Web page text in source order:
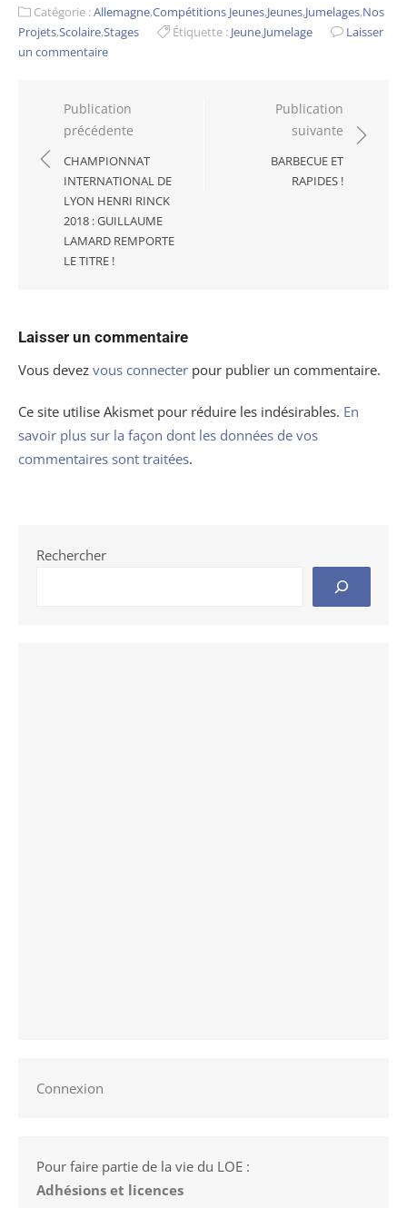
Catégorie :Allemagne,Compétitions Jeunes,Jeunes,Jumelages,Nos
Projets,Scolaire,Stages Étiquette : Jeune,Jumelage
Laisser
un commentaire
Navigation
l’article
Publication
précédente
CHAMPIONNAT
INTERNATIONAL DE
LYON HENRI RINCK
2018 : GUILLAUME
LAMARD REMPORTE
LE TITRE !
Publication
suivante
BARBECUE ET
RAPIDES !
Laisser un commentaire
Vous devez vous connecter pour publier un commentaire.
Ce site utilise Akismet pour réduire les indésirables. En
savoir plus sur la façon dont les données de vos
commentaires sont traitées.
Rechercher
Connexion
Pour faire partie de la vie du LOE :
Adhésions et licences